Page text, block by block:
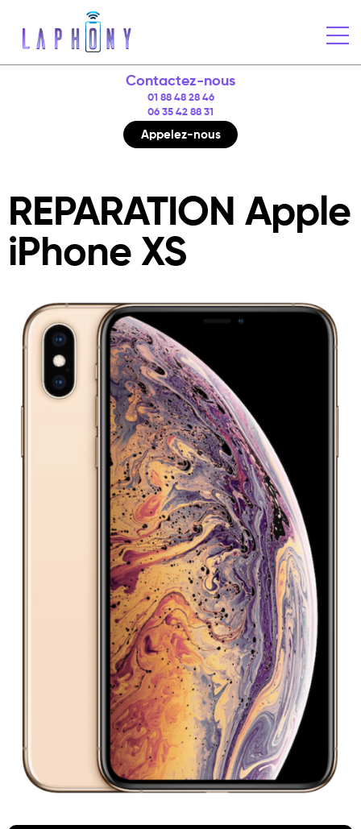
Contactez-nous
01 88 48 28 46
06 35 42 88 31
Appelez-nous
REPARATION Apple
iPhone XS